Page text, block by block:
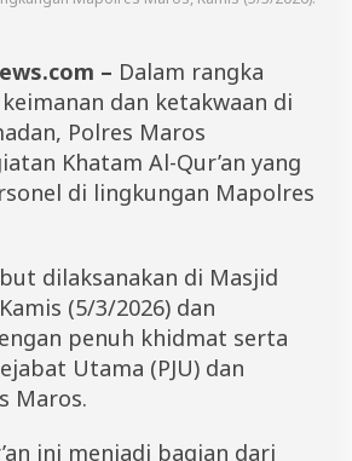
n
,
P
e
k
u
p
i
i
t
u
a
i
– Dalam rangka
dan ketakwaan di
Polres Maros
Khatam Al-Qur’an yang
di lingkungan Mapolres
dilaksanakan di Masjid
(5/3/2026) dan
penuh khidmat serta
Utama (PJU) dan
Maros.
ini menjadi bagian dari